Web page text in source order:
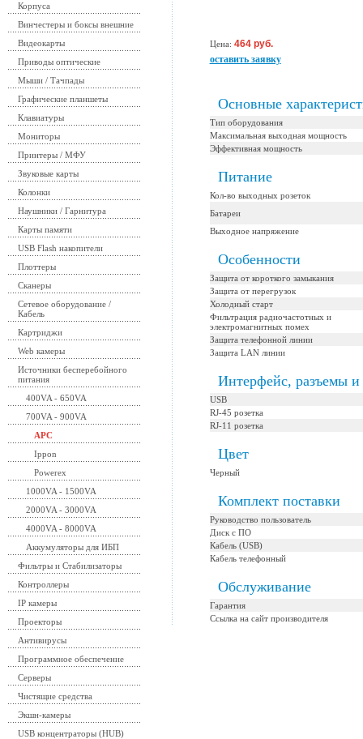
Корпуса
Винчестеры и боксы внешние
Видеокарты
Приводы оптические
Мыши / Тачпады
Графические планшеты
Клавиатуры
Мониторы
Принтеры / МФУ
Звуковые карты
Колонки
Наушники / Гарнитура
Карты памяти
USB Flash накопители
Плоттеры
Сканеры
Сетевое оборудование /
Кабель
Картриджи
Web камеры
Источники бесперебойного
питания
400VA - 650VA
700VA - 900VA
APC
Ippon
Powerex
1000VA - 1500VA
2000VA - 3000VA
4000VA - 8000VA
Аккумуляторы для ИБП
Фильтры и Стабилизаторы
Контроллеры
IP камеры
Проекторы
Антивирусы
Программное обеспечение
Серверы
Чистящие средства
Экшн-камеры
USB концентраторы (HUB)
Цена: 464 руб.
оставить заявку
Основные
Тип оборудования
Максимальная выходная мощность
Эффективная мощность
Питание
Кол-во выходных розеток
Батареи
Выходное напряжение
Особенности
Защита от короткого замыкания
Защита от перегрузок
Холодный старт
Фильтрация радиочастотных и
электромагнитных помех
Защита телефонной линии
Защита LAN линии
Интерфейс, разъемы
USB
RJ-45 розетка
RJ-11 розетка
Цвет
Черный
Комплект поставки
Руководство пользователь
Диск с ПО
Кабель (USB)
Кабель телефонный
Обслуживание
Гарантия
Ссылка на сайт производителя